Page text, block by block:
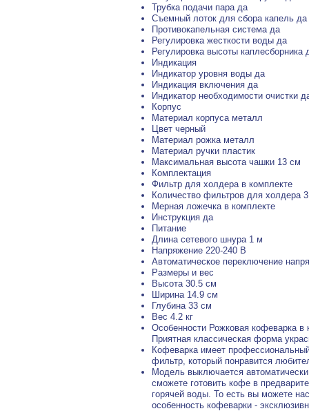
Трубка подачи пара да
Съемный лоток для сбора капель да
Противокапельная система да
Регулировка жесткости воды да
Регулировка высоты каплесборника
Индикация
Индикатор уровня воды да
Индикация включения да
Индикатор необходимости очистки
Корпус
Материал корпуса металл
Цвет черный
Материал рожка металл
Материал ручки пластик
Максимальная высота чашки 13 см
Комплектация
Фильтр для холдера в комплекте
Количество фильтров для холдера 3
Мерная ложечка в комплекте
Инструкция да
Питание
Длина сетевого шнура 1 м
Напряжение 220-240 В
Автоматическое переключение
Размеры и вес
Высота 30.5 см
Ширина 14.9 см
Глубина 33 см
Вес 4.2 кг
Особенности Рожковая кофеварка в
Приятная классическая форма
Кофеварка имеет
фильтр, который понравится
Модель выключается
сможете готовить кофе в
горячей воды. То есть вы можете
особенность кофеварки -